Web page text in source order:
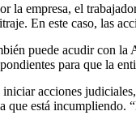
la empresa, el
En este caso, las
puede acudir con
para que la
acciones
que está incumpliendo.